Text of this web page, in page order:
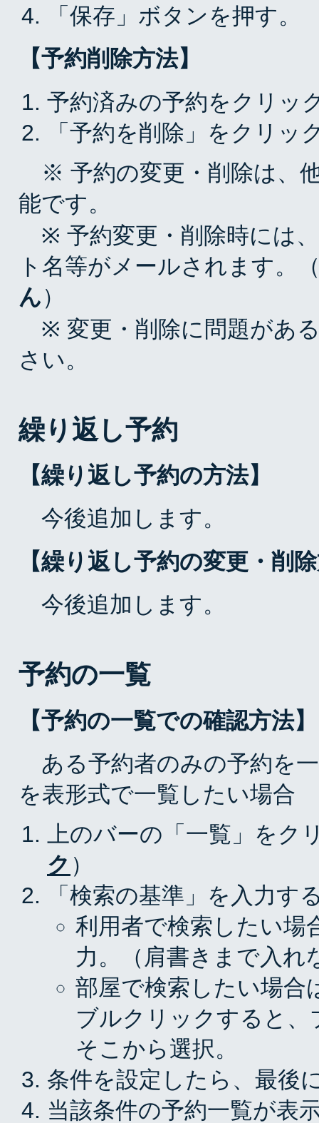
「保存」ボタンを押す。
【予約削除方法】
予約済みの予約をクリッ
「予約を削除」をクリッ
※ 予約の変更・削除は、
能です。
※ 予約変更・削除時には、
ト名等がメールされます。
ん）
※ 変更・削除に問題があ
さい。
繰り返し予約
【繰り返し予約の方法】
今後追加します。
【繰り返し予約の変更・削
今後追加します。
予約の一覧
【予約の一覧での確認方法】
ある予約者のみの予約を
を表形式で一覧したい場合
上のバーの「一覧」をク
ク ）
「検索の基準」を入力す
利用者で検索したい場
力。（肩書きまで入れ
部屋で検索したい場合
ブルクリックすると
そこから選択。
条件を設定したら、最後
当該条件の予約一覧が表